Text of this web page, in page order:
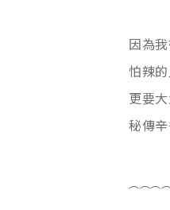
因為
怕辣的
更要
秘傳